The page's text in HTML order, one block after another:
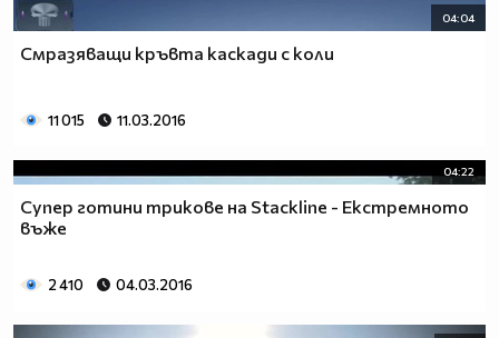
04:04
Смразяващи кръвта каскади с коли
11 015 11.03.2016
04:22
Супер готини трикове на Stackline - Екстремното
въже
2 410 04.03.2016